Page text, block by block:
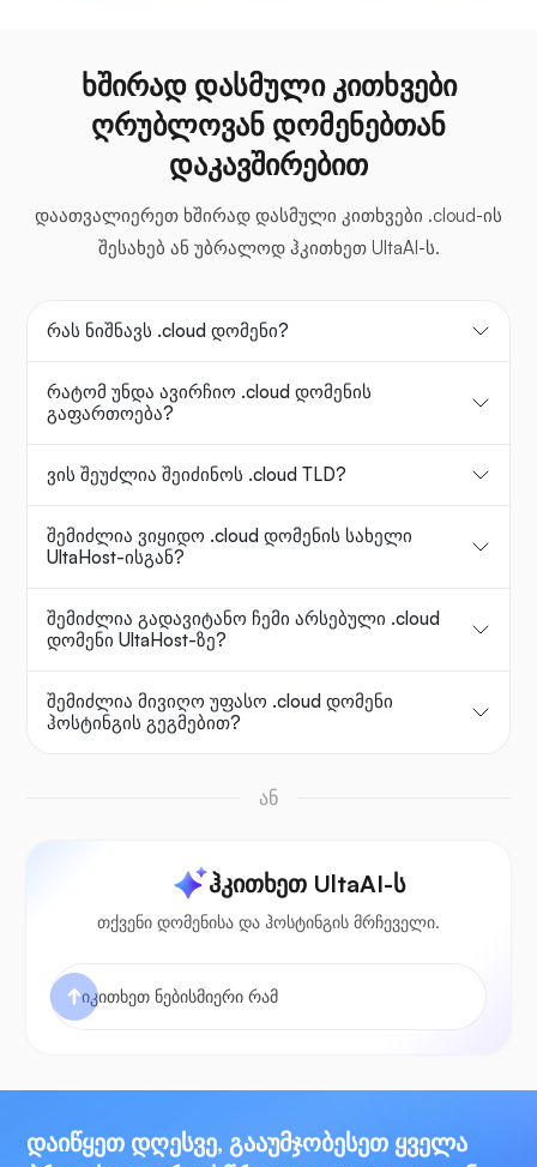
ხშირად დასმული კითხვები
ღრუბლოვან დომენებთან
დაკავშირებით
დაათვალიერეთ ხშირად დასმული კითხვები .cloud-ის
შესახებ ან უბრალოდ ჰკითხეთ UltaAI-ს.
რას ნიშნავს .cloud დომენი?
რატომ უნდა ავირჩიო .cloud დომენის
გაფართოება?
ვის შეუძლია შეიძინოს .cloud TLD?
შემიძლია ვიყიდო .cloud დომენის სახელი
UltaHost-ისგან?
შემიძლია გადავიტანო ჩემი არსებული .cloud
დომენი UltaHost-ზე?
შემიძლია მივიღო უფასო .cloud დომენი
ჰოსტინგის გეგმებით?
ან
ჰკითხეთ UltaAI-ს
თქვენი დომენისა და ჰოსტინგის მრჩეველი.
დაიწყეთ დღესვე, გააუმჯობესეთ ყველა